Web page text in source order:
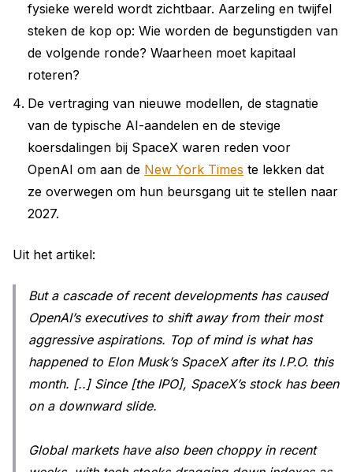
fysieke wereld wordt zichtbaar. Aarzeling en twijfel
steken de kop op: Wie worden de begunstigden van
de volgende ronde? Waarheen moet kapitaal
roteren?
De vertraging van nieuwe modellen, de stagnatie
van de typische AI-aandelen en de stevige
koersdalingen bij SpaceX waren reden voor
OpenAI om aan de New York Times te lekken dat
ze overwegen om hun beursgang uit te stellen naar
2027.
Uit het artikel:
But a cascade of recent developments has caused
OpenAI’s executives to shift away from their most
aggressive aspirations. Top of mind is what has
happened to Elon Musk’s SpaceX after its I.P.O. this
month. [..] Since [the IPO], SpaceX’s stock has been
on a downward slide.
Global markets have also been choppy in recent